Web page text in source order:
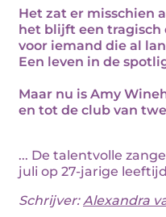
Het zat er misschien
het blijft een
voor iemand die al
Een leven in de
Maar nu is Amy
en tot de club van
... De talentvolle
juli op 27-jarige
Schrijver:Alexandra